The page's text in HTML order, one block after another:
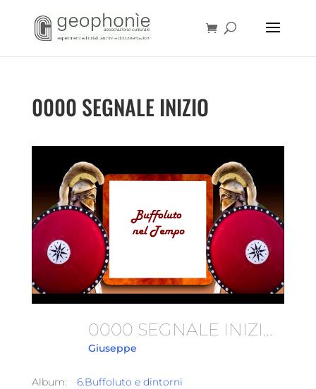
0000 SEGNALE INIZIO
0000 SEGNALE INIZIO
Giuseppe
Album: 6.Buffoluto e dintorni